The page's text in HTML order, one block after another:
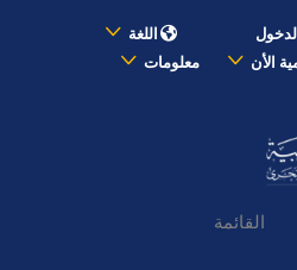
اللغة
الأن معلومات
القائمة